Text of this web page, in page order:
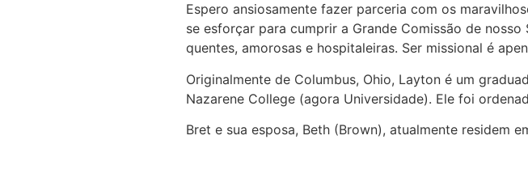
Espero ansiosamente fazer parceria com os
se esforçar para cumprir a Grande Comissão de
quentes, amorosas e hospitaleiras. Ser missional é
Originalmente de Columbus, Ohio, Layton é um
Nazarene College (agora Universidade). Ele foi
Bret e sua esposa, Beth (Brown), atualmente residem